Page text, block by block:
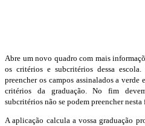
Abre um novo quadro com mais
os critérios e subcritérios dessa
preencher os campos assinalados a verde
critérios da graduação. No fim
subcritérios não se podem preencher nesta
A aplicação calcula a vossa graduação